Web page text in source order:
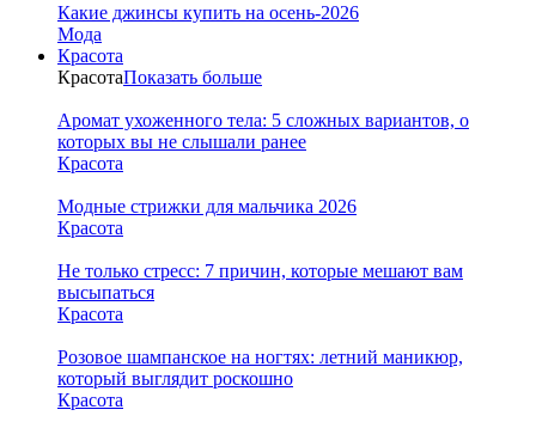
Какие джинсы купить на осень-2026
Мода
Красота
КрасотаПоказать больше
Аромат ухоженного тела: 5 сложных вариантов, о
которых вы не слышали ранее
Красота
Модные стрижки для мальчика 2026
Красота
Не только стресс: 7 причин, которые мешают вам
высыпаться
Красота
Розовое шампанское на ногтях: летний маникюр,
который выглядит роскошно
Красота